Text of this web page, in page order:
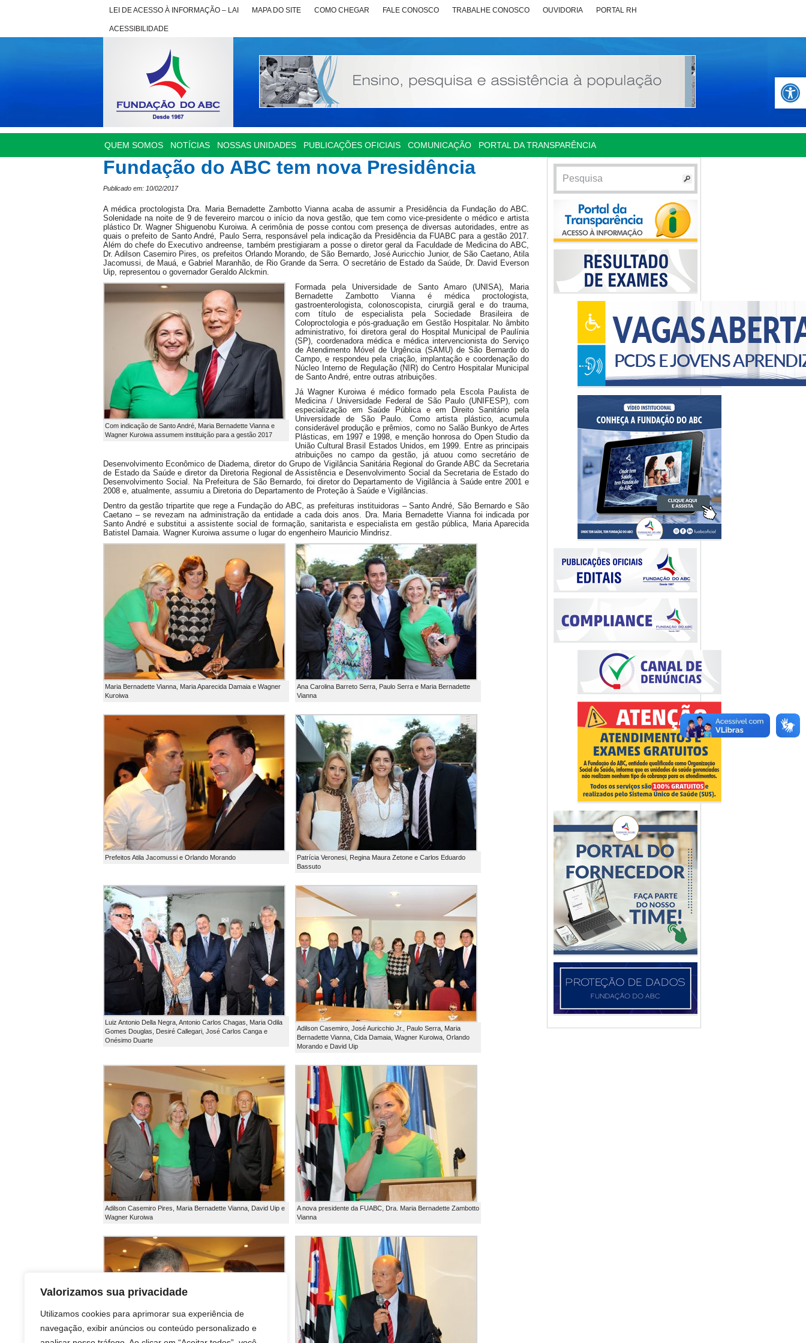
Abrir
Valorizamos sua privacidade
Utilizamos cookies para aprimorar sua experiência de
navegação, exibir anúncios ou conteúdo personalizado e
LEI DE ACESSO À INFORMAÇÃO – LAI MAPA DO SITE COMO CHEGAR FALE CONOSCO TRABALHE CONOSCO OUVIDORIA PORTAL RH
ACESSIBILIDADE
QUEM SOMOS NOTÍCIAS NOSSAS UNIDADES PUBLICAÇÕES OFICIAIS COMUNICAÇÃO PORTAL DA TRANSPARÊNCIA
Fundação do ABC tem nova Presidência
Publicado em: 10/02/2017
A médica proctologista Dra. Maria Bernadette Zambotto Vianna acaba de assumir a Presidência da Fundação do ABC.
Solenidade na noite de 9 de fevereiro marcou o início da nova gestão, que tem como vice-presidente o médico e artista
plástico Dr. Wagner Shiguenobu Kuroiwa. A cerimônia de posse contou com presença de diversas autoridades, entre as
quais o prefeito de Santo André, Paulo Serra, responsável pela indicação da Presidência da FUABC para a gestão 2017.
Além do chefe do Executivo andreense, também prestigiaram a posse o diretor geral da Faculdade de Medicina do ABC,
Dr. Adilson Casemiro Pires, os prefeitos Orlando Morando, de São Bernardo, José Auricchio Junior, de São Caetano, Atila
Jacomussi, de Mauá, e Gabriel Maranhão, de Rio Grande da Serra. O secretário de Estado da Saúde, Dr. David Everson
Uip, representou o governador Geraldo Alckmin.
Com indicação de Santo André, Maria Bernadette Vianna e
Wagner Kuroiwa assumem instituição para a gestão 2017
Formada pela Universidade de Santo Amaro (UNISA), Maria
Bernadette Zambotto Vianna é médica proctologista,
gastroenterologista, colonoscopista, cirurgiã geral e do trauma,
com título de especialista pela Sociedade Brasileira de
Coloproctologia e pós-graduação em Gestão Hospitalar. No âmbito
administrativo, foi diretora geral do Hospital Municipal de Paulínia
(SP), coordenadora médica e médica intervencionista do Serviço
de Atendimento Móvel de Urgência (SAMU) de São Bernardo do
Campo, e respondeu pela criação, implantação e coordenação do
Núcleo Interno de Regulação (NIR) do Centro Hospitalar Municipal
de Santo André, entre outras atribuições.
Já Wagner Kuroiwa é médico formado pela Escola Paulista de
Medicina / Universidade Federal de São Paulo (UNIFESP), com
especialização em Saúde Pública e em Direito Sanitário pela
Universidade de São Paulo. Como artista plástico, acumula
considerável produção e prêmios, como no Salão Bunkyo de Artes
Plásticas, em 1997 e 1998, e menção honrosa do Open Studio da
União Cultural Brasil Estados Unidos, em 1999. Entre as principais
atribuições no campo da gestão, já atuou como secretário de
Desenvolvimento Econômico de Diadema, diretor do Grupo de Vigilância Sanitária Regional do Grande ABC da Secretaria
de Estado da Saúde e diretor da Diretoria Regional de Assistência e Desenvolvimento Social da Secretaria de Estado do
Desenvolvimento Social. Na Prefeitura de São Bernardo, foi diretor do Departamento de Vigilância à Saúde entre 2001 e
2008 e, atualmente, assumiu a Diretoria do Departamento de Proteção à Saúde e Vigilâncias.
Dentro da gestão tripartite que rege a Fundação do ABC, as prefeituras instituidoras – Santo André, São Bernardo e São
Caetano – se revezam na administração da entidade a cada dois anos. Dra. Maria Bernadette Vianna foi indicada por
Santo André e substitui a assistente social de formação, sanitarista e especialista em gestão pública, Maria Aparecida
Batistel Damaia. Wagner Kuroiwa assume o lugar do engenheiro Mauricio Mindrisz.
Maria Bernadette Vianna, Maria Aparecida Damaia e Wagner
Kuroiwa
Ana Carolina Barreto Serra, Paulo Serra e Maria Bernadette
Vianna
Prefeitos Atila Jacomussi e Orlando Morando
Patrícia Veronesi, Regina Maura Zetone e Carlos Eduardo
Bassuto
Luiz Antonio Della Negra, Antonio Carlos Chagas, Maria Odila
Gomes Douglas, Desiré Callegari, José Carlos Canga e
Onésimo Duarte
Adilson Casemiro, José Auricchio Jr., Paulo Serra, Maria
Bernadette Vianna, Cida Damaia, Wagner Kuroiwa, Orlando
Morando e David Uip
Adilson Casemiro Pires, Maria Bernadette Vianna, David Uip e
Wagner Kuroiwa
A nova presidente da FUABC, Dra. Maria Bernadette Zambotto
Vianna